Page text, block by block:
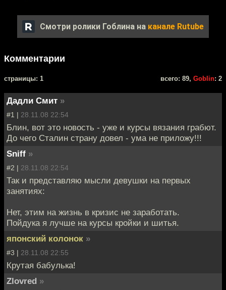
Смотри ролики Гоблина на канале Rutube
Комментарии
cтраницы: 1 всего: 89, Goblin: 2
Дадли Смит »
#1 | 28.11.08 22:54
Блин, вот это новость - уже и курсы вязания грабют.
До чего Сталин страну довел - ума не приложу!!!
Sniff »
#2 | 28.11.08 22:54
Так и представляю мысли девушки на первых
занятиях:
Нет, этим на жизнь в кризис не заработать.
Пойдука я лучше на курсы кройки и шитья.
японский колонок »
#3 | 28.11.08 22:55
Крутая бабулька!
Zlovred »